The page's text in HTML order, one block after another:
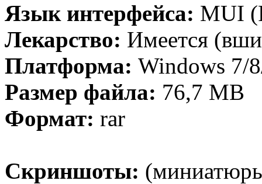
Язык интерфейса: MUI
Лекарство: Имеется
Платформа: Windows 7/
Размер файла: 76,7 MB
Формат: rar
Скриншоты: